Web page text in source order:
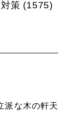
策 (1575)
派な木の軒天